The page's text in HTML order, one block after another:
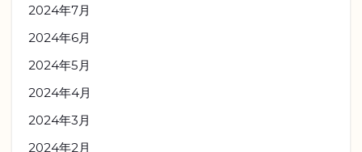
2024年7月
2024年6月
2024年5月
2024年4月
2024年3月
2024年2月